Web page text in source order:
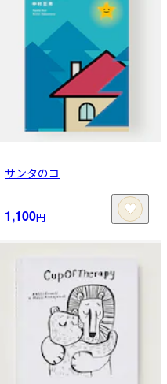
サンタのコ
1,100円